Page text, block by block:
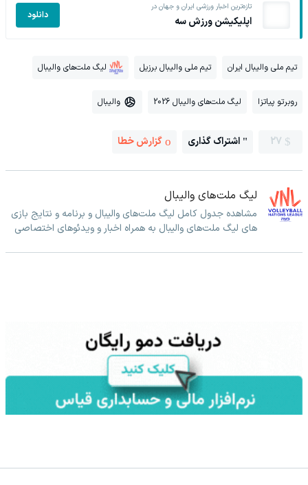
تازه‌ترین اخبار ورزشی ایران و جهان در
اپلیکیشن ورزش سه دانلود
تیم ملی والیبال ایران تیم ملی والیبال برزیل لیگ ملت‌های والیبال
روبرتو پیاتزا لیگ ملت‌های والیبال 2026 والیبال
27 اشتراک گذاری گزارش خطا
لیگ ملت‌های والیبال
مشاهده جدول کامل لیگ ملت‌های والیبال و برنامه و نتایج بازی
های لیگ ملت‌های والیبال به همراه اخبار و ویدئوهای اختصاصی